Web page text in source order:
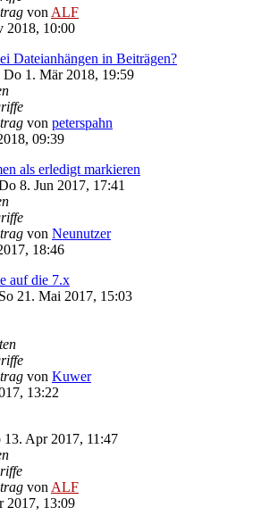
von ALF
2018, 10:00
Dateianhängen in Beiträgen?
Do 1. Mär 2018, 19:59
von peterspahn
09:39
als erledigt markieren
8. Jun 2017, 17:41
von Neunutzer
18:46
auf die 7.x
So 21. Mai 2017, 15:03
von Kuwer
13:22
13. Apr 2017, 11:47
von ALF
2017, 13:09